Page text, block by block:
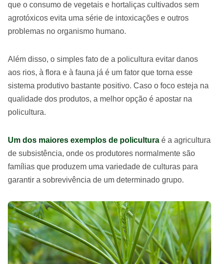
que o consumo de vegetais e hortaliças cultivados sem
agrotóxicos evita uma série de intoxicações e outros
problemas no organismo humano.
Além disso, o simples fato de a policultura evitar danos
aos rios, à flora e à fauna já é um fator que torna esse
sistema produtivo bastante positivo. Caso o foco esteja na
qualidade dos produtos, a melhor opção é apostar na
policultura.
Um dos maiores exemplos de policultura é a agricultura
de subsistência, onde os produtores normalmente são
famílias que produzem uma variedade de culturas para
garantir a sobrevivência de um determinado grupo.